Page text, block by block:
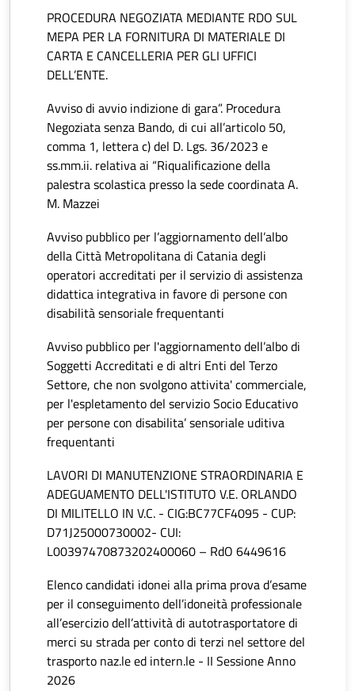
PROCEDURA NEGOZIATA MEDIANTE RDO SUL
MEPA PER LA FORNITURA DI MATERIALE DI
CARTA E CANCELLERIA PER GLI UFFICI
DELL’ENTE.
Avviso di avvio indizione di gara”. Procedura
Negoziata senza Bando, di cui all’articolo 50,
comma 1, lettera c) del D. Lgs. 36/2023 e
ss.mm.ii. relativa ai “Riqualificazione della
palestra scolastica presso la sede coordinata A.
M. Mazzei
Avviso pubblico per l’aggiornamento dell’albo
della Città Metropolitana di Catania degli
operatori accreditati per il servizio di assistenza
didattica integrativa in favore di persone con
disabilità sensoriale frequentanti
Avviso pubblico per l'aggiornamento dell’albo di
Soggetti Accreditati e di altri Enti del Terzo
Settore, che non svolgono attivita' commerciale,
per l'espletamento del servizio Socio Educativo
per persone con disabilita’ sensoriale uditiva
frequentanti
LAVORI DI MANUTENZIONE STRAORDINARIA E
ADEGUAMENTO DELL'ISTITUTO V.E. ORLANDO
DI MILITELLO IN V.C. - CIG:BC77CF4095 - CUP:
D71J25000730002- CUI:
L00397470873202400060 – RdO 6449616
Elenco candidati idonei alla prima prova d’esame
per il conseguimento dell’idoneità professionale
all’esercizio dell’attività di autotrasportatore di
merci su strada per conto di terzi nel settore del
trasporto naz.le ed intern.le - II Sessione Anno
2026